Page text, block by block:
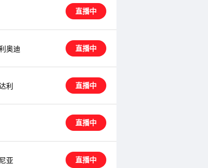
直播中
奥迪 直播中
利 直播中
直播中
亚 直播中